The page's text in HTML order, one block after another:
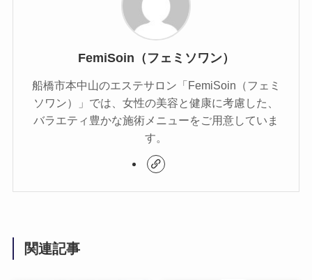
FemiSoin（フェミソワン）
船橋市本中山のエステサロン「FemiSoin（フェミ
ソワン）」では、女性の美容と健康に考慮した、
バラエティ豊かな施術メニューをご用意していま
す。
関連記事